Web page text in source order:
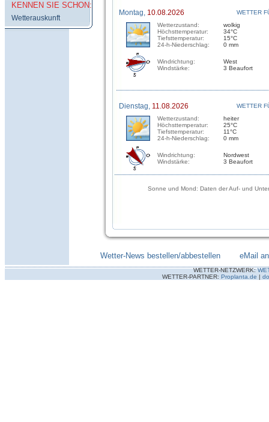
KENNEN SIE SCHON:
Wetterauskunft
Montag, 10.08.2026
WETTER
Wetterzustand:
Höchsttemperatur:
Tiefsttemperatur:
24-h-Niederschlag:
wolkig
34°C
15°C
0 mm
Windrichtung:
Windstärke:
West
3 Beaufort
Dienstag, 11.08.2026
WETTER
Wetterzustand:
Höchsttemperatur:
Tiefsttemperatur:
24-h-Niederschlag:
heiter
25°C
11°C
0 mm
Windrichtung:
Windstärke:
Nordwest
3 Beaufort
Sonne und Mond: Daten der Auf- und
Wetter-News bestellen/abbestellen eMail
WETTER-NETZWERK:
WETTER-PARTNER: Proplanta.de |